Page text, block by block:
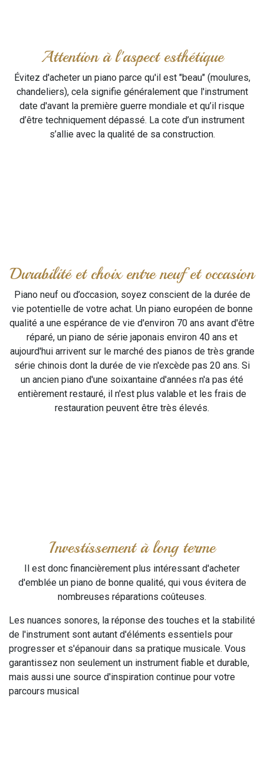
Attention à l'aspect esthétique
Évitez d'acheter un piano parce qu'il est "beau" (moulures,
chandeliers), cela signifie généralement que l'instrument
date d'avant la première guerre mondiale et qu’il risque
d’être techniquement dépassé. La cote d’un instrument
s’allie avec la qualité de sa construction.
Durabilité et choix entre neuf et occasion
Piano neuf ou d’occasion, soyez conscient de la durée de
vie potentielle de votre achat. Un piano européen de bonne
qualité a une espérance de vie d'environ 70 ans avant d'être
réparé, un piano de série japonais environ 40 ans et
aujourd'hui arrivent sur le marché des pianos de très grande
série chinois dont la durée de vie n'excède pas 20 ans. Si
un ancien piano d'une soixantaine d'années n'a pas été
entièrement restauré, il n'est plus valable et les frais de
restauration peuvent être très élevés.
Investissement à long terme
Il est donc financièrement plus intéressant d'acheter
d'emblée un piano de bonne qualité, qui vous évitera de
nombreuses réparations coûteuses.
Les nuances sonores, la réponse des touches et la stabilité
de l'instrument sont autant d'éléments essentiels pour
progresser et s'épanouir dans sa pratique musicale. Vous
garantissez non seulement un instrument fiable et durable,
mais aussi une source d'inspiration continue pour votre
parcours musical